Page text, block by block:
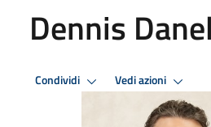
Dennis
Condividi Vedi azioni